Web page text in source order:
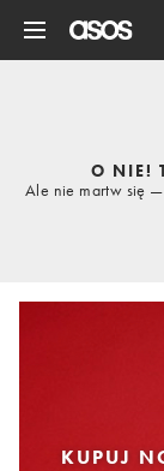
O NIE!
Ale nie martw się
KUPUJ